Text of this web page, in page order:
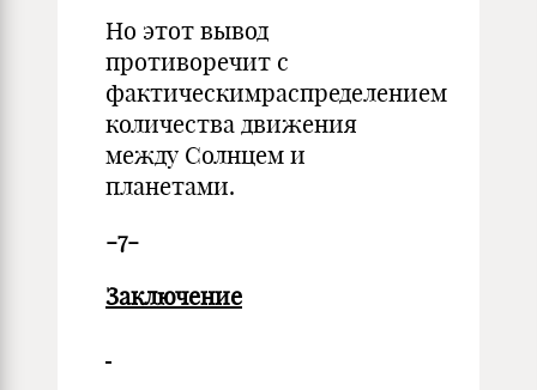
Но этот вывод
противоречит с
фактическимраспределением
количества движения
между Солнцем и
планетами.
-7-
Заключение